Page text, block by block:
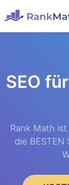
SEO
Rank Math
die BESTEN